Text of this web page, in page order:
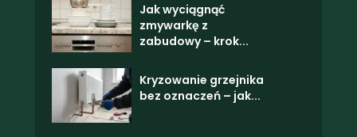
Jak wyciągnąć
zmywarkę z
zabudowy – krok...
Kryzowanie grzejnika
bez oznaczeń – jak...